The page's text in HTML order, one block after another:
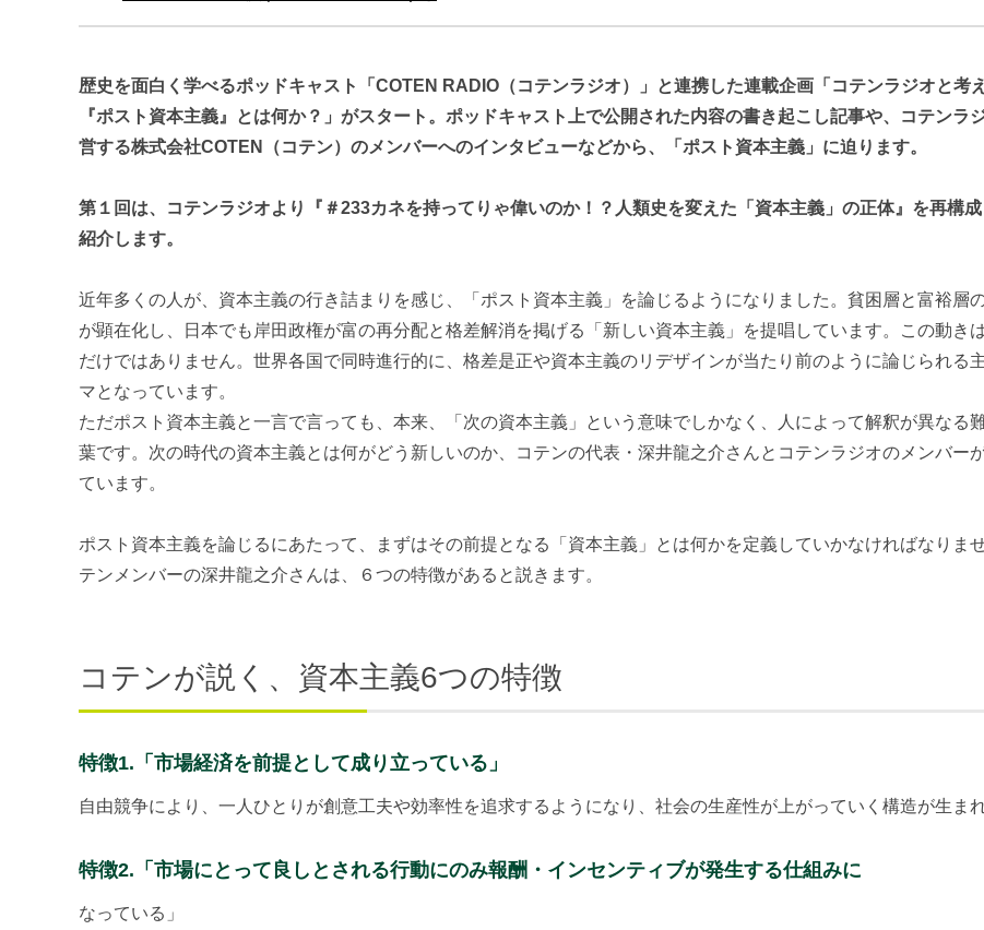
歴史を面白く学べるポッドキャスト「COTEN RADIO（コテンラジオ）」と連携した連載企画「コテンラジオと考
『ポスト資本主義』とは何か？」がスタート。ポッドキャスト上で公開された内容の書き起こし記事や、コテンラ
営する株式会社COTEN（コテン）のメンバーへのインタビューなどから、「ポスト資本主義」に迫ります。
第１回は、コテンラジオより『＃233カネを持ってりゃ偉いのか！？人類史を変えた「資本主義」の正体』を再構
紹介します。
近年多くの人が、資本主義の行き詰まりを感じ、「ポスト資本主義」を論じるようになりました。貧困層と富裕層
が顕在化し、日本でも岸田政権が富の再分配と格差解消を掲げる「新しい資本主義」を提唱しています。この動き
だけではありません。世界各国で同時進行的に、格差是正や資本主義のリデザインが当たり前のように論じられる
マとなっています。
ただポスト資本主義と一言で言っても、本来、「次の資本主義」という意味でしかなく、人によって解釈が異なる
葉です。次の時代の資本主義とは何がどう新しいのか、コテンの代表・深井龍之介さんとコテンラジオのメンバー
ています。
ポスト資本主義を論じるにあたって、まずはその前提となる「資本主義」とは何かを定義していかなければなりま
テンメンバーの深井龍之介さんは、６つの特徴があると説きます。
コテンが説く、資本主義6つの特徴
特徴1.「市場経済を前提として成り立っている」
自由競争により、一人ひとりが創意工夫や効率性を追求するようになり、社会の生産性が上がっていく構造が生まれ
特徴2.「市場にとって良しとされる行動にのみ報酬・インセンティブが発生する仕組みに
なっている」